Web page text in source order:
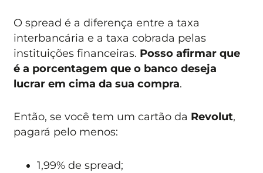
O spread é a diferença entre a taxa
interbancária e a taxa cobrada pelas
instituições financeiras. Posso afirmar que
é a porcentagem que o banco deseja
lucrar em cima da sua compra.
Então, se você tem um cartão da Revolut,
pagará pelo menos:
1,99% de spread;